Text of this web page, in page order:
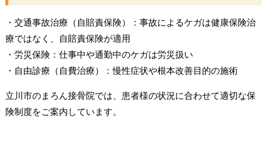
・交通事故治療（自賠責保険）：事故によるケガは健康保険治
療ではなく、自賠責保険が適用
・労災保険：仕事中や通勤中のケガは労災扱い
・自由診療（自費治療）：慢性症状や根本改善目的の施術
立川市のまろん接骨院では、患者様の状況に合わせて適切な保
険制度をご案内しています。